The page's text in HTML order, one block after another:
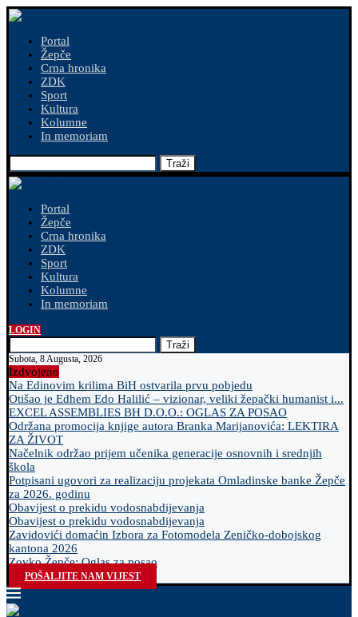
Portal
Žepče
Crna hronika
ZDK
Sport
Kultura
Kolumne
In memoriam
Traži
Portal
Žepče
Crna hronika
ZDK
Sport
Kultura
Kolumne
In memoriam
LOGIN
Traži
Subota, 8 Augusta, 2026
Izdvojeno
Na Edinovim krilima BiH ostvarila prvu pobjedu
Otišao je Edhem Edo Halilić – vizionar, veliki žepački humanist i...
EXCEL ASSEMBLIES BH D.O.O.: OGLAS ZA POSAO
Održana promocija knjige autora Branka Marijanovića: LEKTIRA
ZA ŽIVOT
Načelnik održao prijem učenika generacije osnovnih i srednjih
škola
Potpisani ugovori za realizaciju projekata Omladinske banke Žepče
za 2026. godinu
Obavijest o prekidu vodosnabdijevanja
Obavijest o prekidu vodosnabdijevanja
Zavidovići domaćin Izbora za Fotomodela Zeničko-dobojskog
kantona 2026
Zovko Žepče: Oglas za posao
POŠALJITE NAM VIJEST